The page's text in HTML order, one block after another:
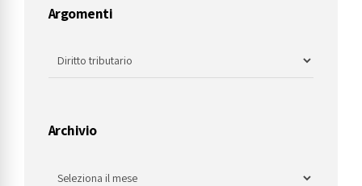
Argomenti
Archivio